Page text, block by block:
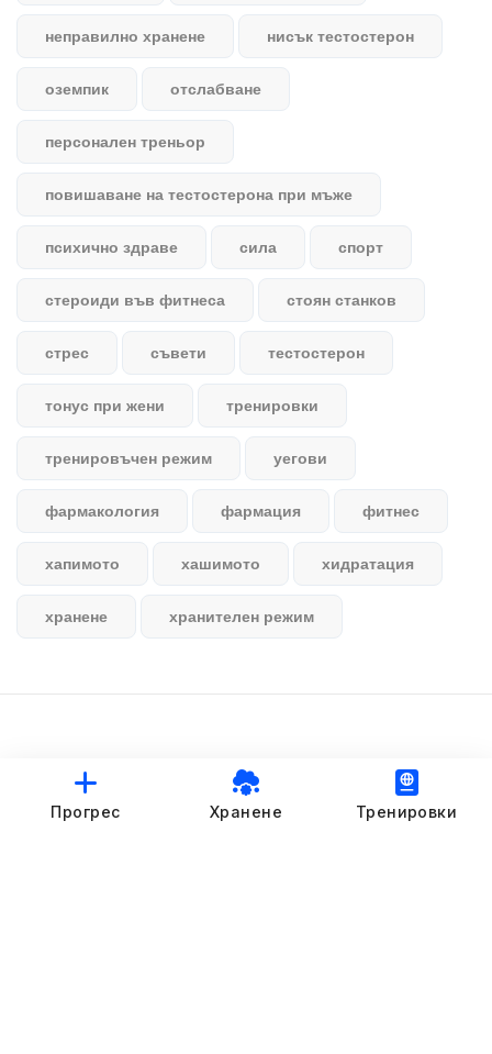
неправилно хранене нисък тестостерон
оземпик отслабване
персонален треньор
повишаване на тестостерона при мъже
психично здраве сила спорт
стероиди във фитнеса стоян станков
стрес съвети тестостерон
тонус при жени тренировки
тренировъчен режим уегови
фармакология фармация фитнес
хапимото хашимото хидратация
хранене хранителен режим
© StankovFit Progress App | 2025
Прогрес Хранене Тренировки